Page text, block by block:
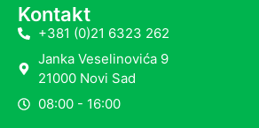
Kontakt
+381 (0)21 6323 262
Janka Veselinovića 9
21000 Novi Sad
08:00 - 16:00